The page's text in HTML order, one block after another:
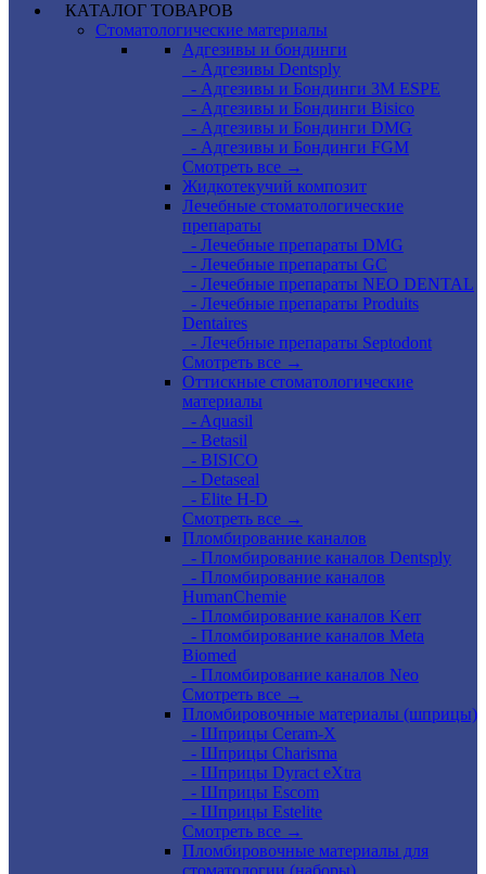
КАТАЛОГ ТОВАРОВ
Стоматологические материалы
Адгезивы и бондинги
- Адгезивы Dentsply
- Адгезивы и Бондинги 3M ESPE
- Адгезивы и Бондинги Bisico
- Адгезивы и Бондинги DMG
- Адгезивы и Бондинги FGM
Смотреть все →
Жидкотекучий композит
Лечебные стоматологические
препараты
- Лечебные препараты DMG
- Лечебные препараты GC
- Лечебные препараты NEO DENTAL
- Лечебные препараты Produits
Dentaires
- Лечебные препараты Septodont
Смотреть все →
Оттискные стоматологические
материалы
- Aquasil
- Betasil
- BISICO
- Detaseal
- Elite H-D
Смотреть все →
Пломбирование каналов
- Пломбирование каналов Dentsply
- Пломбирование каналов
HumanChemie
- Пломбирование каналов Kerr
- Пломбирование каналов Meta
Biomed
- Пломбирование каналов Neo
Смотреть все →
Пломбировочные материалы (шприцы)
- Шприцы Ceram-X
- Шприцы Charisma
- Шприцы Dyract eXtra
- Шприцы Escom
- Шприцы Estelite
Смотреть все →
Пломбировочные материалы для
стоматологии (наборы)